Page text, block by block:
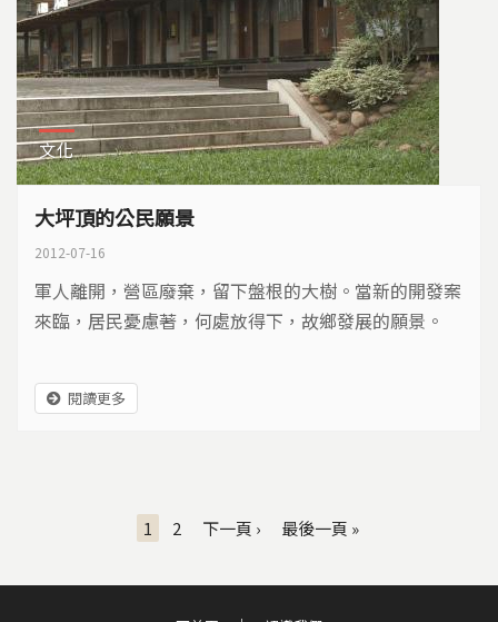
文化
大坪頂的公民願景
2012-07-16
軍人離開，營區廢棄，留下盤根的大樹。當新的開發案
來臨，居民憂慮著，何處放得下，故鄉發展的願景。
閱讀更多
1 2 下一頁 › 最後一頁 »